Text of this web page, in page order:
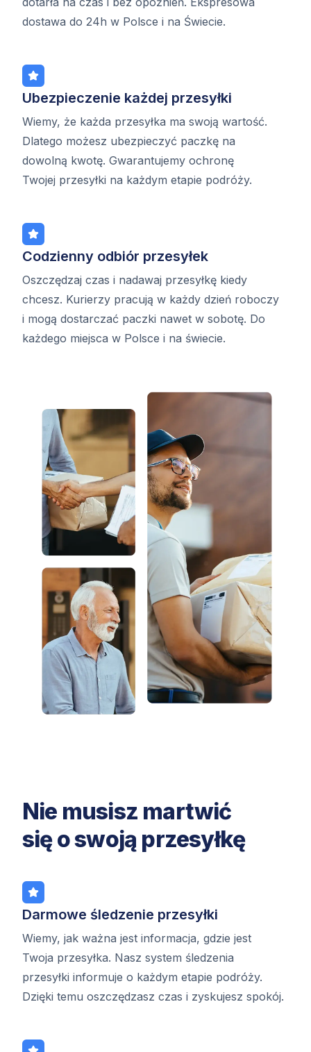
dostawa do 24h w Polsce i na Świecie.
Ubezpieczenie każdej przesyłki
Wiemy, że każda przesyłka ma swoją wartość.
Dlatego możesz ubezpieczyć paczkę na
dowolną kwotę. Gwarantujemy ochronę
Twojej przesyłki na każdym etapie podróży.
Codzienny odbiór przesyłek
Oszczędzaj czas i nadawaj przesyłkę kiedy
chcesz. Kurierzy pracują w każdy dzień roboczy
i mogą dostarczać paczki nawet w sobotę. Do
każdego miejsca w Polsce i na świecie.
Nie musisz martwić
się o swoją przesyłkę
Darmowe śledzenie przesyłki
Wiemy, jak ważna jest informacja, gdzie jest
Twoja przesyłka. Nasz system śledzenia
przesyłki informuje o każdym etapie podróży.
Dzięki temu oszczędzasz czas i zyskujesz spokój.